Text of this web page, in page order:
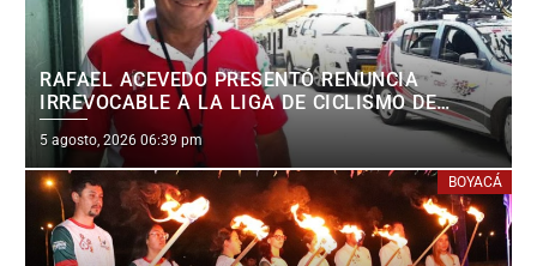
RAFAEL ACEVEDO PRESENTÓ RENUNCIA
IRREVOCABLE A LA LIGA DE CICLISMO DE
BOYACÁ
Posted
on
5 agosto, 2026 06:39 pm
BOYACÁ